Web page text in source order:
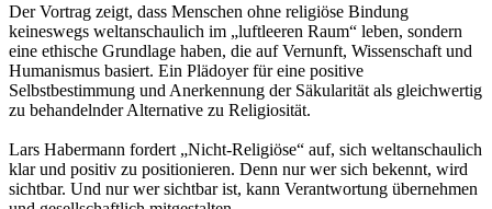
Der Vortrag zeigt, dass Menschen ohne religiöse Bindung
keineswegs weltanschaulich im „luftleeren Raum“ leben, sondern
eine ethische Grundlage haben, die auf Vernunft, Wissenschaft und
Humanismus basiert. Ein Plädoyer für eine positive
Selbstbestimmung und Anerkennung der Säkularität als gleichwertig
zu behandelnder Alternative zu Religiosität.
Lars Habermann fordert „Nicht-Religiöse“ auf, sich weltanschaulich
klar und positiv zu positionieren. Denn nur wer sich bekennt, wird
sichtbar. Und nur wer sichtbar ist, kann Verantwortung übernehmen